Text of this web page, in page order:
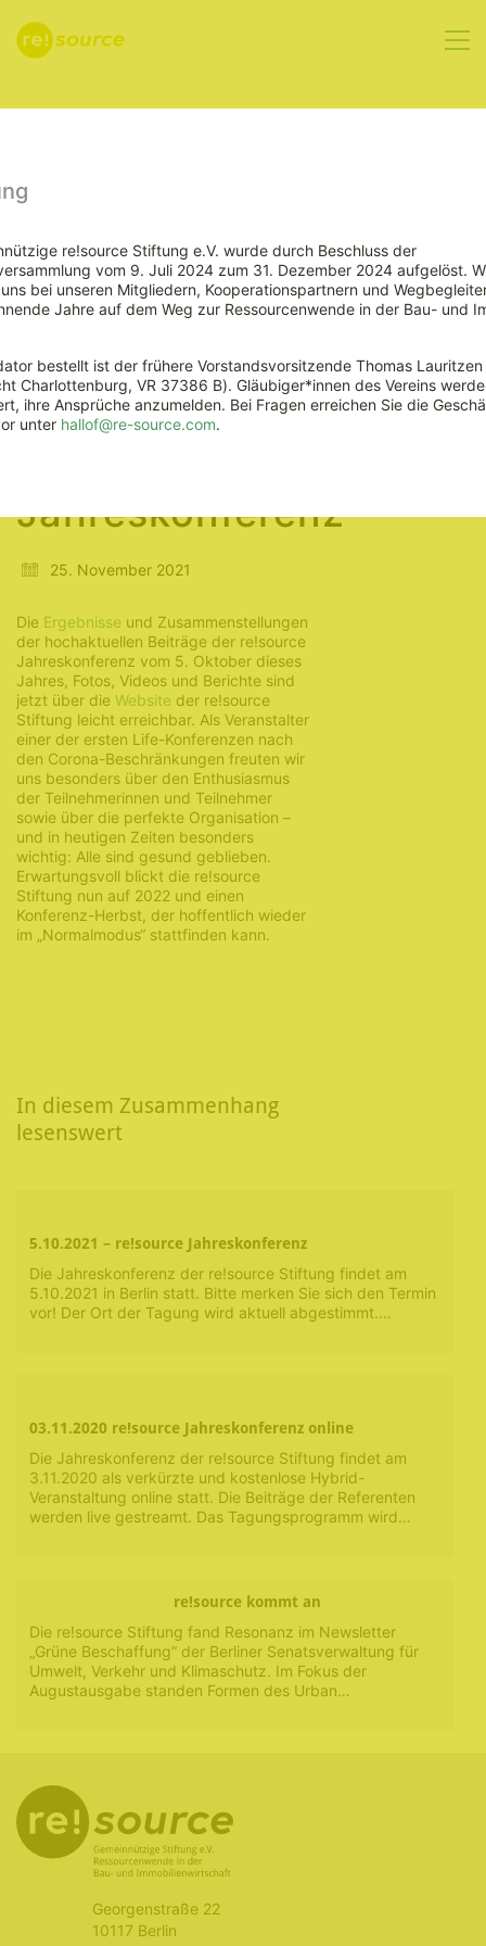
Ergebnisse der
Jahreskonferenz
25. November 2021
Die Ergebnisse und Zusammenstellungen
der hochaktuellen Beiträge der re!source
Jahreskonferenz vom 5. Oktober dieses
Jahres, Fotos, Videos und Berichte sind
jetzt über die Website der re!source
Stiftung leicht erreichbar. Als Veranstalter
einer der ersten Life-Konferenzen nach
den Corona-Beschränkungen freuten wir
uns besonders über den Enthusiasmus
der Teilnehmerinnen und Teilnehmer
sowie über die perfekte Organisation –
und in heutigen Zeiten besonders
wichtig: Alle sind gesund geblieben.
Erwartungsvoll blickt die re!source
Stiftung nun auf 2022 und einen
Konferenz-Herbst, der hoffentlich wieder
im „Normalmodus“ stattfinden kann.
In diesem Zusammenhang
lesenswert
5.10.2021 – re!source Jahreskonferenz
Die Jahreskonferenz der re!source Stiftung findet am
5.10.2021 in Berlin statt. Bitte merken Sie sich den Termin
vor! Der Ort der Tagung wird aktuell abgestimmt.…
03.11.2020 re!source Jahreskonferenz online
Die Jahreskonferenz der re!source Stiftung findet am
3.11.2020 als verkürzte und kostenlose Hybrid-
Veranstaltung online statt. Die Beiträge der Referenten
werden live gestreamt. Das Tagungsprogramm wird…
re!source kommt an
Die re!source Stiftung fand Resonanz im Newsletter
„Grüne Beschaffung“ der Berliner Senatsverwaltung für
Umwelt, Verkehr und Klimaschutz. Im Fokus der
Augustausgabe standen Formen des Urban…
Georgenstraße 22
10117 Berlin
re!source Stiftung e.V. wurde durch Beschluss der
vom 9. Juli 2024 zum 31. Dezember 2024 aufgelöst.
bei unseren Mitgliedern, Kooperationspartnern und
Jahre auf dem Weg zur Ressourcenwende in der Bau- und
bestellt ist der frühere Vorstandsvorsitzende Thomas Lauritzen
Charlottenburg, VR 37386 B). Gläubiger*innen des Vereins
ihre Ansprüche anzumelden. Bei Fragen erreichen Sie die
unter hallof@re-source.com.